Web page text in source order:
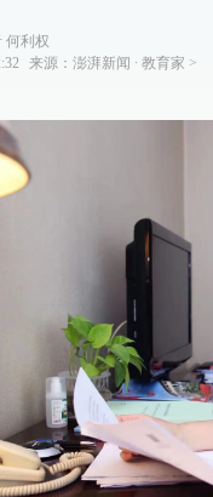
何利权
来源： 澎湃新闻 ∙ 教育家 >